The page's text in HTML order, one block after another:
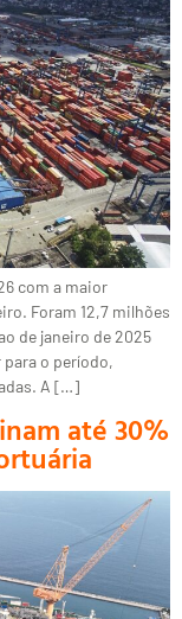
com a maior
Foram 12,7 milhões
de janeiro de 2025
para o período,
A […]
até 30%